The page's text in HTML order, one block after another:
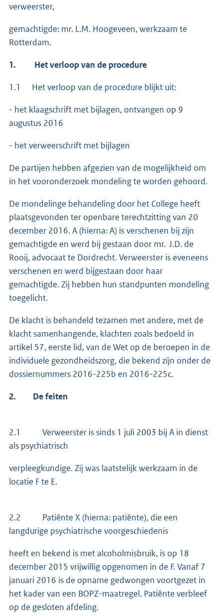
verweerster,
gemachtigde: mr. L.M. Hoogeveen, werkzaam te
Rotterdam.
1. Het verloop van de procedure
1.1 Het verloop van de procedure blijkt uit:
- het klaagschrift met bijlagen, ontvangen op 9
augustus 2016
- het verweerschrift met bijlagen
De partijen hebben afgezien van de mogelijkheid om
in het vooronderzoek mondeling te worden gehoord.
De mondelinge behandeling door het College heeft
plaatsgevonden ter openbare terechtzitting van 20
december 2016. A (hierna: A) is verschenen bij zijn
gemachtigde en werd bij gestaan door mr. J.D. de
Rooij, advocaat te Dordrecht. Verweerster is eveneens
verschenen en werd bijgestaan door haar
gemachtigde. Zij hebben hun standpunten mondeling
toegelicht.
De klacht is behandeld tezamen met andere, met de
klacht samenhangende, klachten zoals bedoeld in
artikel 57, eerste lid, van de Wet op de beroepen in de
individuele gezondheidszorg, die bekend zijn onder de
dossiernummers 2016-225b en 2016-225c.
2. De feiten
2.1 Verweerster is sinds 1 juli 2003 bij A in dienst
als psychiatrisch
verpleegkundige. Zij was laatstelijk werkzaam in de
locatie F te E.
2.2 Patiënte X (hierna: patiënte), die een
langdurige psychiatrische voorgeschiedenis
heeft en bekend is met alcoholmisbruik, is op 18
december 2015 vrijwillig opgenomen in de F. Vanaf 7
januari 2016 is de opname gedwongen voortgezet in
het kader van een BOPZ-maatregel. Patiënte verbleef
op de gesloten afdeling.